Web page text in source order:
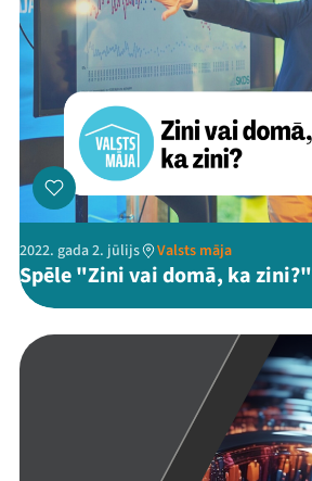
2022. gada 2. jūlijs Valsts māja
Spēle "Zini vai domā, ka zini?"